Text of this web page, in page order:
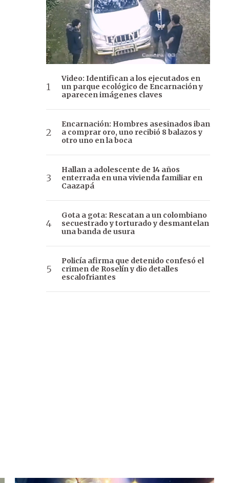
Video: Identifican a los ejecutados en
un parque ecológico de Encarnación y
aparecen imágenes claves
Encarnación: Hombres asesinados iban
a comprar oro, uno recibió 8 balazos y
otro uno en la boca
Hallan a adolescente de 14 años
enterrada en una vivienda familiar en
Caazapá
Gota a gota: Rescatan a un colombiano
secuestrado y torturado y desmantelan
una banda de usura
Policía afirma que detenido confesó el
crimen de Roselín y dio detalles
escalofriantes